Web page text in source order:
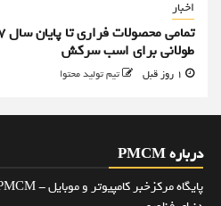
اخبار
طولانی برای اسب سرکش
تیم تولید محتوا
درباره PMCM